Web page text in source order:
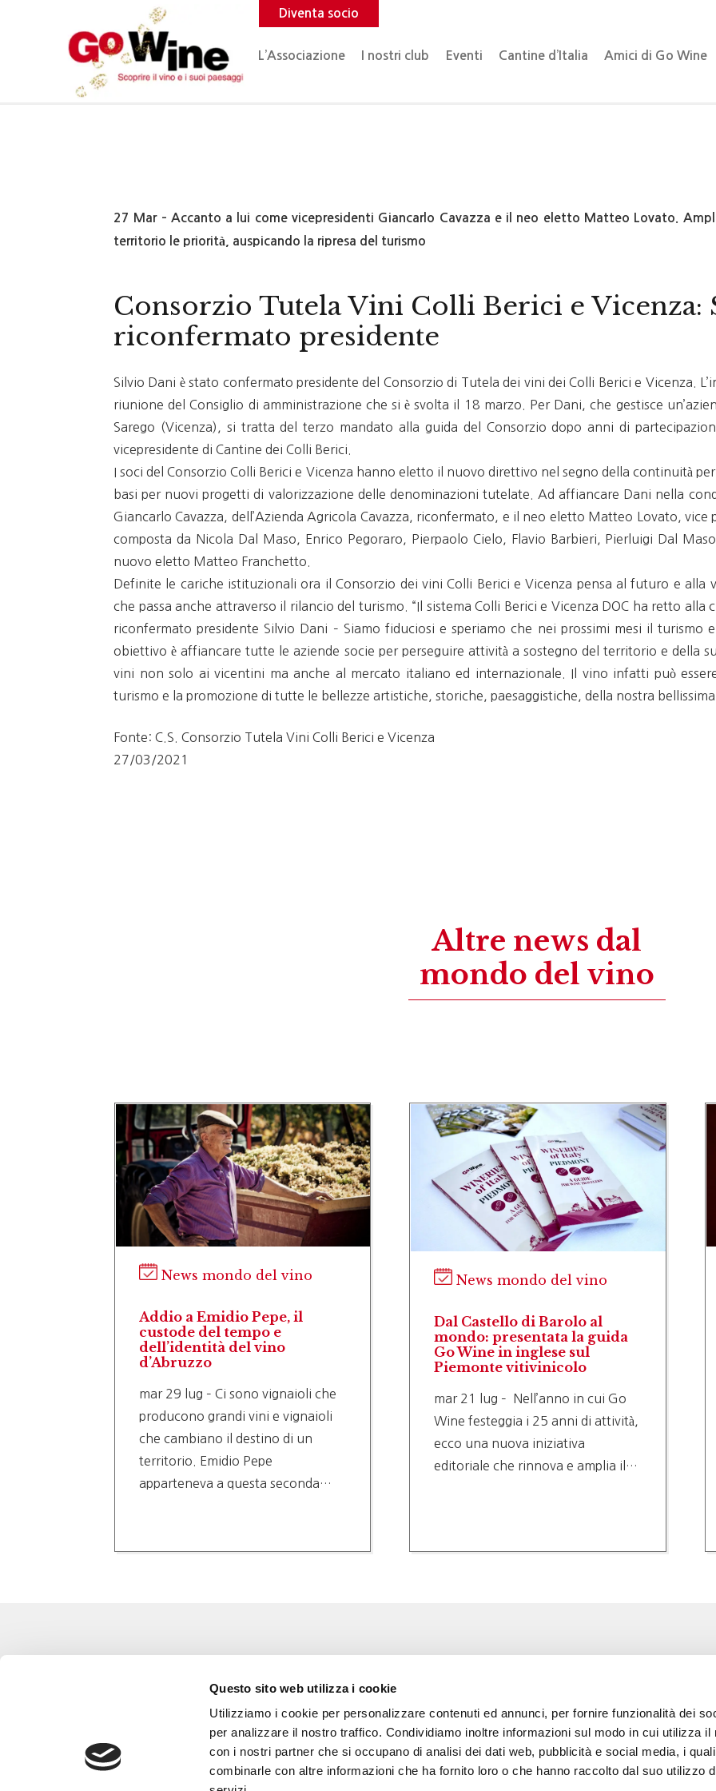
Questo sito web utilizza i cookie
Utilizziamo i cookie per personalizzare contenuti ed annunci, per fornire funzionalità dei
per analizzare il nostro traffico. Condividiamo inoltre informazioni sul modo in cui utilizza il
con i nostri partner che si occupano di analisi dei dati web, pubblicità e social media, i
combinarle con altre informazioni che ha fornito loro o che hanno raccolto dal suo utilizzo
Diventa socio
L’Associazione I nostri club Eventi Cantine d’Italia Amici di Go Wine
27 Mar – Accanto a lui come vicepresidenti Giancarlo Cavazza e il neo eletto Matteo Lovato.
territorio le priorità, auspicando la ripresa del turismo
Consorzio Tutela Vini Colli Berici e Vicenza:
riconfermato presidente
Silvio Dani è stato confermato presidente del Consorzio di Tutela dei vini dei Colli Berici e Vicenza.
riunione del Consiglio di amministrazione che si è svolta il 18 marzo. Per Dani, che gestisce
Sarego (Vicenza), si tratta del terzo mandato alla guida del Consorzio dopo anni di
vicepresidente di Cantine dei Colli Berici.
I soci del Consorzio Colli Berici e Vicenza hanno eletto il nuovo direttivo nel segno della continuità
basi per nuovi progetti di valorizzazione delle denominazioni tutelate. Ad affiancare Dani nella
Giancarlo Cavazza, dell’Azienda Agricola Cavazza, riconfermato, e il neo eletto Matteo Lovato, vice
composta da Nicola Dal Maso, Enrico Pegoraro, Pierpaolo Cielo, Flavio Barbieri, Pierluigi Dal
nuovo eletto Matteo Franchetto.
Definite le cariche istituzionali ora il Consorzio dei vini Colli Berici e Vicenza pensa al futuro e alla
che passa anche attraverso il rilancio del turismo. “Il sistema Colli Berici e Vicenza DOC ha retto alla
riconfermato presidente Silvio Dani – Siamo fiduciosi e speriamo che nei prossimi mesi il turismo
obiettivo è affiancare tutte le aziende socie per perseguire attività a sostegno del territorio e della
vini non solo ai vicentini ma anche al mercato italiano ed internazionale. Il vino infatti può
turismo e la promozione di tutte le bellezze artistiche, storiche, paesaggistiche, della nostra bellissima
Fonte: C.S. Consorzio Tutela Vini Colli Berici e Vicenza
27/03/2021
Altre news dal
mondo del vino
News mondo del vino
Addio a Emidio Pepe, il
custode del tempo e
dell’identità del vino
d’Abruzzo
mar 29 lug – Ci sono vignaioli che
producono grandi vini e vignaioli
che cambiano il destino di un
territorio. Emidio Pepe
apparteneva a questa seconda…
News mondo del vino
Dal Castello di Barolo al
mondo: presentata la guida
Go Wine in inglese sul
Piemonte vitivinicolo
mar 21 lug – Nell’anno in cui Go
Wine festeggia i 25 anni di attività,
ecco una nuova iniziativa
editoriale che rinnova e amplia il…
Corsi e Progetti culturali
Cookie policy
L’associazione
Gli amici di Go Wine
Area stampa
12051 Alba (Cn)
tel. +39 0173 364631
Codice fiscale e